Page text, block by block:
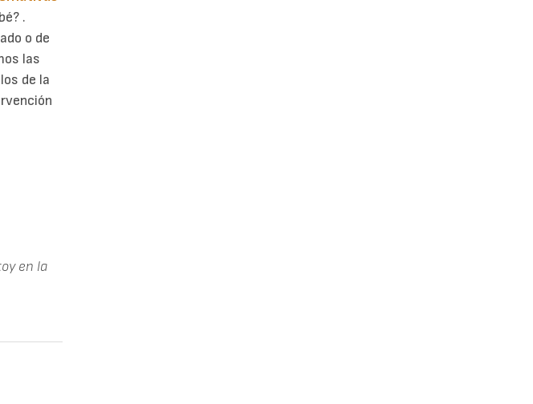
.
o de
las
de la
en la